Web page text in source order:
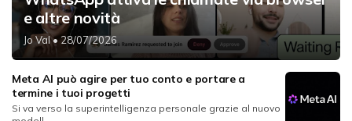
e altre novità
Jo Val• 28/07/2026
Meta AI può agire per tuo conto e portare a
termine i tuoi progetti
Si va verso la superintelligenza personale grazie al nuovo